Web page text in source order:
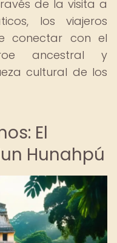
de la visita a
los viajeros
conectar con el
ancestral y
cultural de los
El
Hunahpú